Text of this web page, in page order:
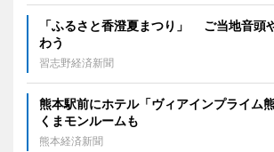
「ふるさと香澄夏まつり」 ご当地音頭
わう
習志野経済新聞
熊本駅前にホテル「ヴィアインプライム
くまモンルームも
熊本経済新聞